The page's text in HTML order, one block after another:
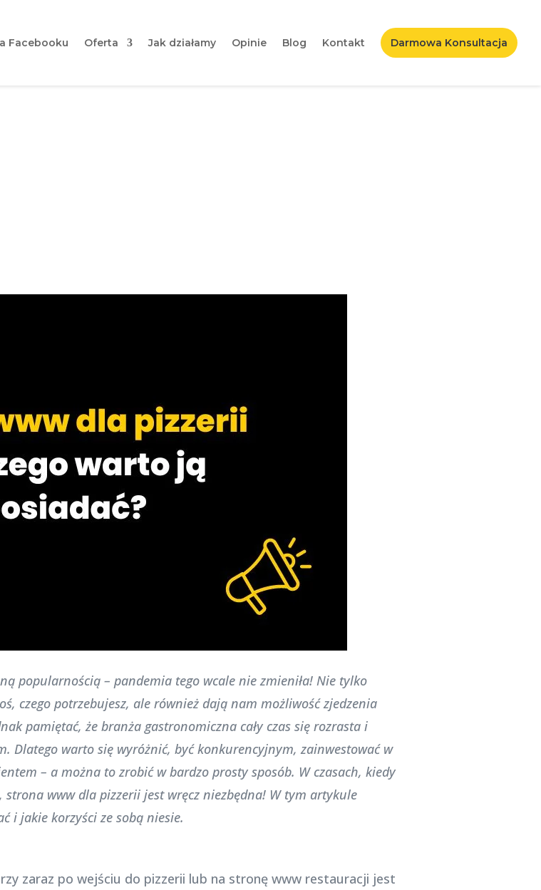
Facebooku Oferta Jak działamy Opinie Blog Kontakt Darmowa Konsultacja
popularnością – pandemia tego wcale nie zmieniła! Nie tylko
czego potrzebujesz, ale również dają nam możliwość zjedzenia
pamiętać, że branża gastronomiczna cały czas się rozrasta i
Dlatego warto się wyróżnić, być konkurencyjnym, zainwestować w
– a można to zrobić w bardzo prosty sposób. W czasach, kiedy
www dla pizzerii jest wręcz niezbędna! W tym artykule
i jakie korzyści ze sobą niesie.
zaraz po wejściu do pizzerii lub na stronę www restauracji jest